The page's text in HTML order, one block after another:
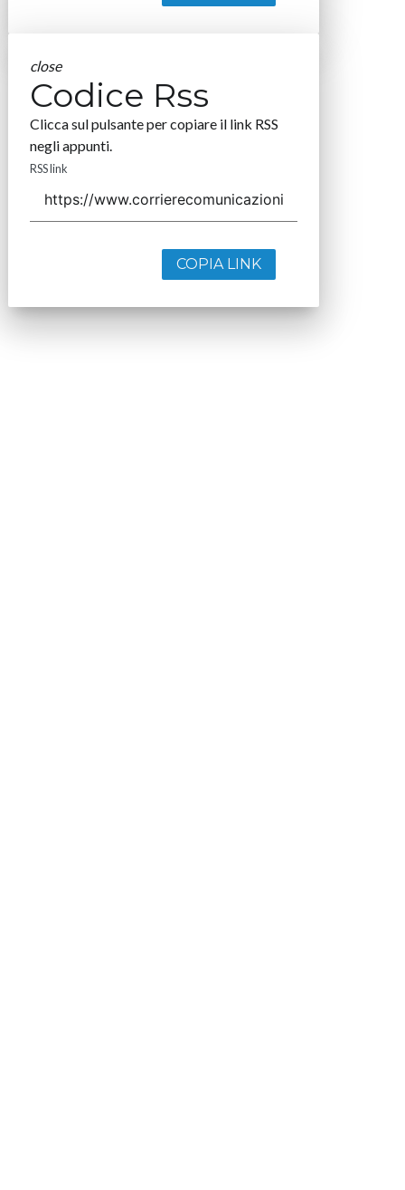
close
Codice Rss
Clicca sul pulsante per copiare il link RSS
negli appunti.
RSS link
COPIA LINK